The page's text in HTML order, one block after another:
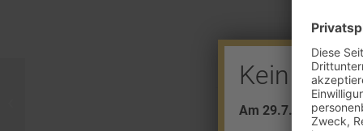
Kein
Am 29.7. + 5.8.